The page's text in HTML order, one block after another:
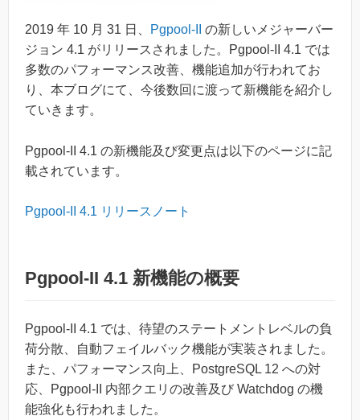
2019 年 10 月 31 日、 Pgpool-II
の新しいメジャーバー
ジョン 4.1 がリリースされました。Pgpool-II 4.1 では
多数のパフォーマンス改善、機能追加が行われてお
り、本ブログにて、今後数回に渡って新機能を紹介し
ていきます。
Pgpool-II 4.1 の新機能及び変更点は以下のページに記
載されています。
Pgpool-II 4.1 リリースノート
Pgpool-II 4.1 新機能の概要
Pgpool-II 4.1 では、待望のステートメントレベルの負
荷分散、自動フェイルバック機能が実装されました。
また、パフォーマンス向上、PostgreSQL 12 への対
応、Pgpool-II 内部クエリの改善及び Watchdog の機
能強化も行われました。